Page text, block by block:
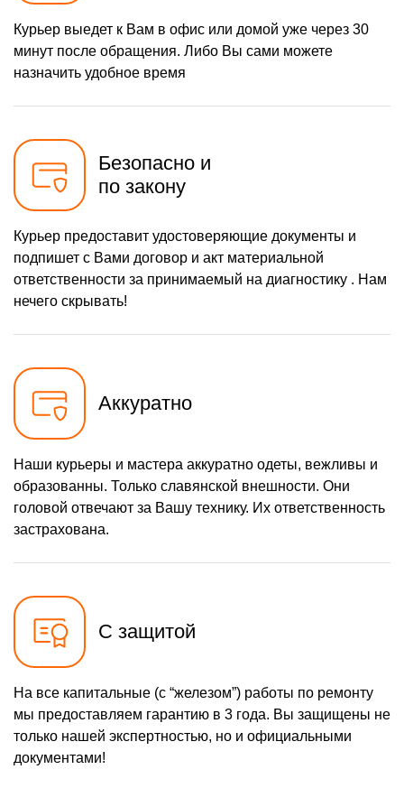
Курьер выедет к Вам в офис или домой уже через 30
минут после обращения. Либо Вы сами можете
назначить удобное время
Безопасно и
по закону
Курьер предоставит удостоверяющие документы и
подпишет с Вами договор и акт материальной
ответственности за принимаемый на диагностику . Нам
нечего скрывать!
Аккуратно
Наши курьеры и мастера аккуратно одеты, вежливы и
образованны. Только славянской внешности. Они
головой отвечают за Вашу технику. Их ответственность
застрахована.
С защитой
На все капитальные (с “железом”) работы по ремонту
мы предоставляем гарантию в 3 года. Вы защищены не
только нашей экспертностью, но и официальными
документами!